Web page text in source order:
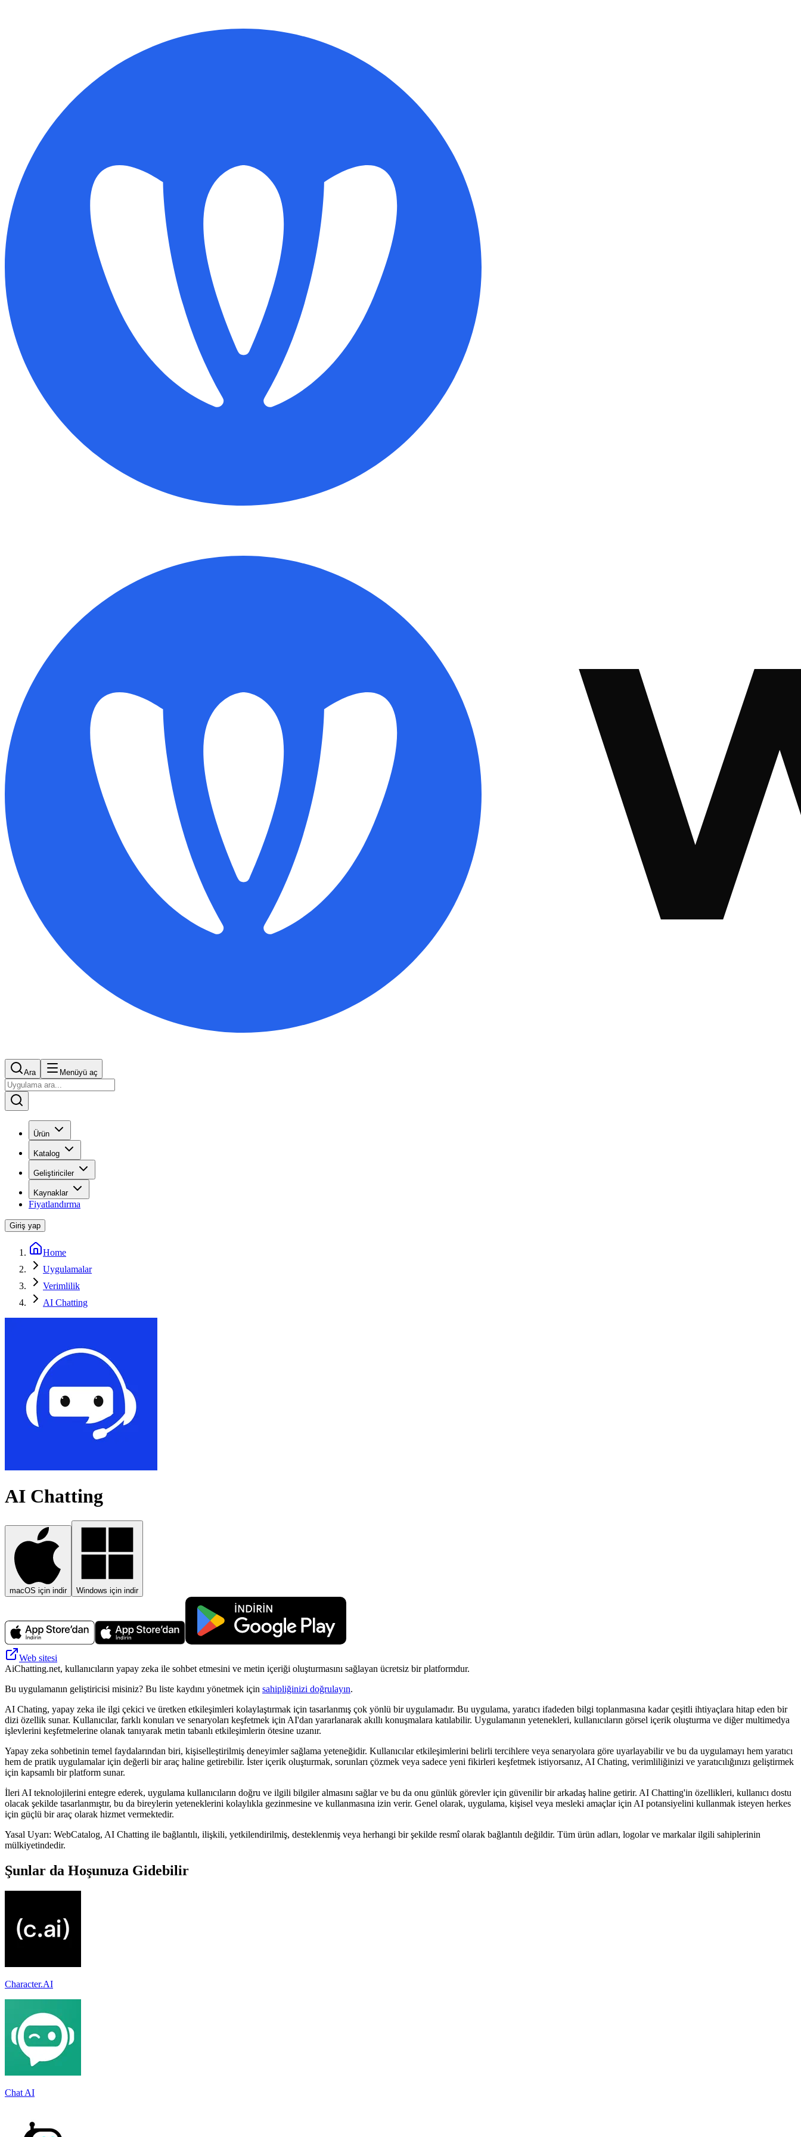
Ara Menüyü aç
Ürün
Katalog
Geliştiriciler
Kaynaklar
Fiyatlandırma
Giriş yap
Home
Uygulamalar
Verimlilik
AI Chatting
AI Chatting
macOS için indir Windows için indir
Web sitesi
AiChatting.net, kullanıcıların yapay zeka ile sohbet etmesini ve metin içeriği oluşturmasını sağlayan ücretsiz bir platformdur.
Bu uygulamanın geliştiricisi misiniz? Bu liste kaydını yönetmek için sahipliğinizi doğrulayın.
AI Chating, yapay zeka ile ilgi çekici ve üretken etkileşimleri kolaylaştırmak için tasarlanmış çok yönlü bir uygulamadır. Bu uygulama, yaratıcı ifadeden bilgi toplanmasına kadar çeşitli ihtiyaçlara hitap eden bir
dizi özellik sunar. Kullanıcılar, farklı konuları ve senaryoları keşfetmek için AI'dan yararlanarak akıllı konuşmalara katılabilir. Uygulamanın yetenekleri, kullanıcıların görsel içerik oluşturma ve diğer multimedya
işlevlerini keşfetmelerine olanak tanıyarak metin tabanlı etkileşimlerin ötesine uzanır.
Yapay zeka sohbetinin temel faydalarından biri, kişiselleştirilmiş deneyimler sağlama yeteneğidir. Kullanıcılar etkileşimlerini belirli tercihlere veya senaryolara göre uyarlayabilir ve bu da uygulamayı hem yaratıcı
hem de pratik uygulamalar için değerli bir araç haline getirebilir. İster içerik oluşturmak, sorunları çözmek veya sadece yeni fikirleri keşfetmek istiyorsanız, AI Chating, verimliliğinizi ve yaratıcılığınızı geliştirmek
için kapsamlı bir platform sunar.
İleri AI teknolojilerini entegre ederek, uygulama kullanıcıların doğru ve ilgili bilgiler almasını sağlar ve bu da onu günlük görevler için güvenilir bir arkadaş haline getirir. AI Chatting'in özellikleri, kullanıcı dostu
olacak şekilde tasarlanmıştır, bu da bireylerin yeteneklerini kolaylıkla gezinmesine ve kullanmasına izin verir. Genel olarak, uygulama, kişisel veya mesleki amaçlar için AI potansiyelini kullanmak isteyen herkes
için güçlü bir araç olarak hizmet vermektedir.
Yasal Uyarı: WebCatalog, AI Chatting ile bağlantılı, ilişkili, yetkilendirilmiş, desteklenmiş veya herhangi bir şekilde resmî olarak bağlantılı değildir. Tüm ürün adları, logolar ve markalar ilgili sahiplerinin
mülkiyetindedir.
Şunlar da Hoşunuza Gidebilir
Character.AI
Chat AI